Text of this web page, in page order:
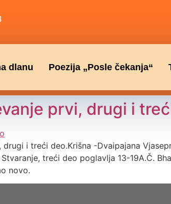
dlanu Poezija „Posle čekanja“
prvi, drugi i
i treći deo.Krišna -Dvaipajana
treći deo poglavlja 13-19A.Č.
novo.